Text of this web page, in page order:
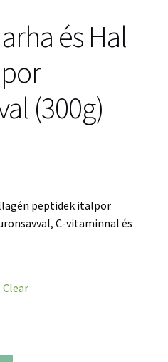
és Hal
(300g)
peptidek italpor
C-vitaminnal és
Clear